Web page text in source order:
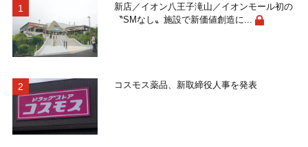
新店／イオン八王子滝山／イオンモール初の
〝SMなし〟施設で新価値創造に...
コスモス薬品、新取締役人事を発表